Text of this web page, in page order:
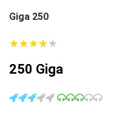
Giga 250
★★★★★
★★★★★
250 Giga